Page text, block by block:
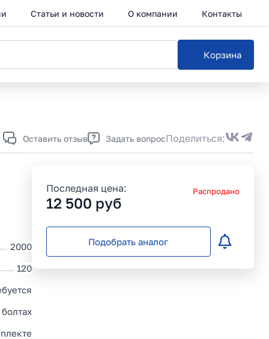
Статьи и новости О компании Контакты
Корзина
Оставить отзыв Задать вопросПоделиться:
2000
120
Последная цена:
12 500 руб
Распродано
Подобрать аналог